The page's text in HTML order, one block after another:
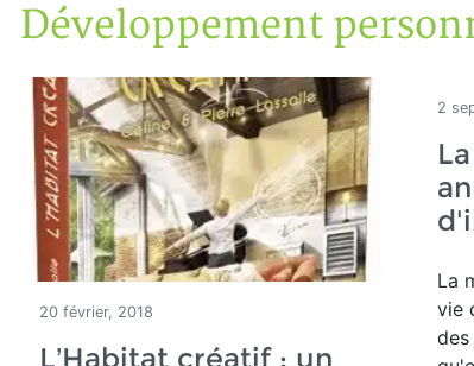
Accueil
Articles
Développement personnel
Développement
20 février, 2018
L’Habitat créatif : un
2
La
vie